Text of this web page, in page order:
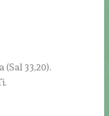
(Sal 33,20).